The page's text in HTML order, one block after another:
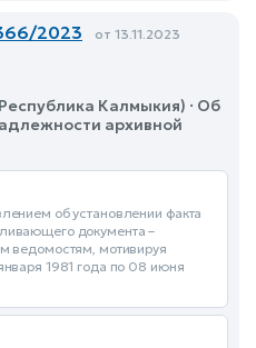
2023 от 13.11.2023
Калмыкия) · Об
архивной
об установлении факта
документа –
ведомостям, мотивируя
1981 года по 08 июня